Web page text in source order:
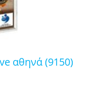
αθηνά (9150)